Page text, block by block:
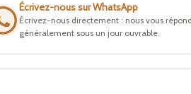
Écrivez-nous sur WhatsApp
Écrivez-nous directement : nous vous
généralement sous un jour ouvrable.